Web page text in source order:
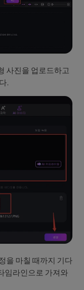
사진을 업로드하고
.
을 마칠 때까지 기다
임라인으로 가져와